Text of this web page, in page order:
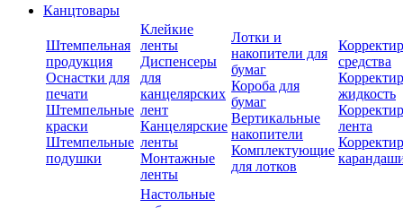
Канцтовары
Штемпельная
продукция
Оснастки для
печати
Штемпельные
краски
Штемпельные
подушки
Клейкие
ленты
Диспенсеры
для
канцелярских
лент
Канцелярские
ленты
Монтажные
ленты
Лотки и
накопители для
бумаг
Короба для
бумаг
Вертикальные
накопители
Комплектующие
для лотков
средства
жидкость
лента
Настольные